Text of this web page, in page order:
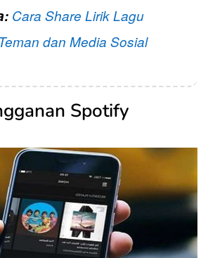
Cara Share Lirik Lagu
dan Media Sosial
Spotify